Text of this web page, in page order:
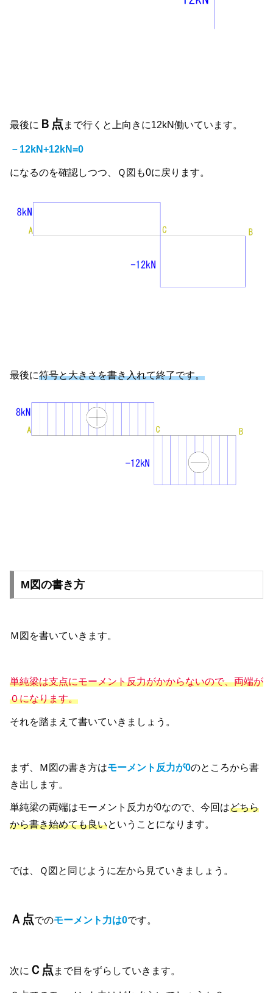
最後に Ｂ点 まで行くと上向きに12kN働いています。
－12kN+12kN=0
になるのを確認しつつ、Ｑ図も0に戻ります。
最後に符号と大きさを書き入れて終了です。
M図の書き方
Ｍ図を書いていきます。
単純梁は支点にモーメント反力がかからないので、両端が
０になります。
それを踏まえて書いていきましょう。
まず、Ｍ図の書き方はモーメント反力が0のところから書
き出します。
単純梁の両端はモーメント反力が0なので、今回はどちら
から書き始めても良いということになります。
では、Ｑ図と同じように左から見ていきましょう。
Ａ点でのモーメント力は0です。
次に Ｃ点 まで目をずらしていきます。